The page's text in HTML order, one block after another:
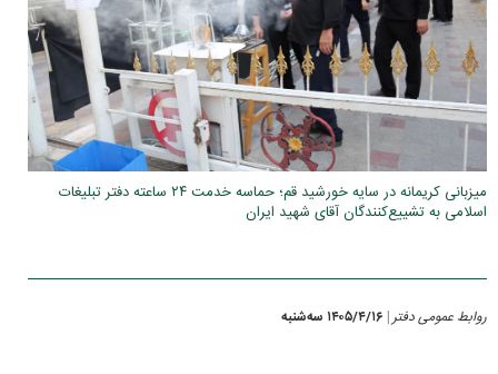
میزبانی کریمانه در سایه خورشید قم؛ حماسه خدمت ۲۴ ساعته دفتر تبلیغات
اسلامی به تشییع‌کنندگان آقای شهید ایران
روابط عمومی دفتر ۱۴۰۵/۴/۱۶ سه‌شنبه